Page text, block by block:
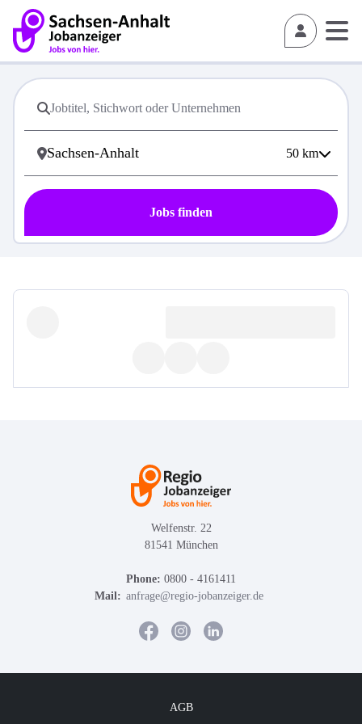
50 km
Jobs finden
Welfenstr. 22
81541 München
Phone: 0800 - 4161411
Mail: anfrage@regio-jobanzeiger.de
AGB